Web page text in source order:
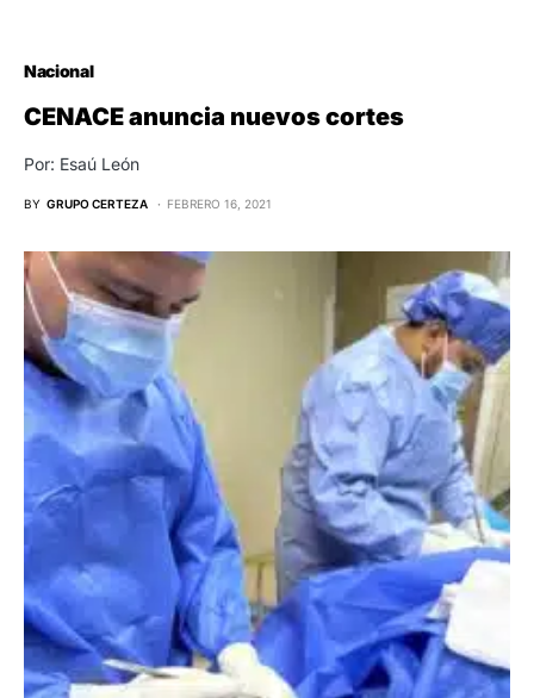
Nacional
CENACE anuncia nuevos cortes
Por: Esaú León
BY GRUPO CERTEZA FEBRERO 16, 2021